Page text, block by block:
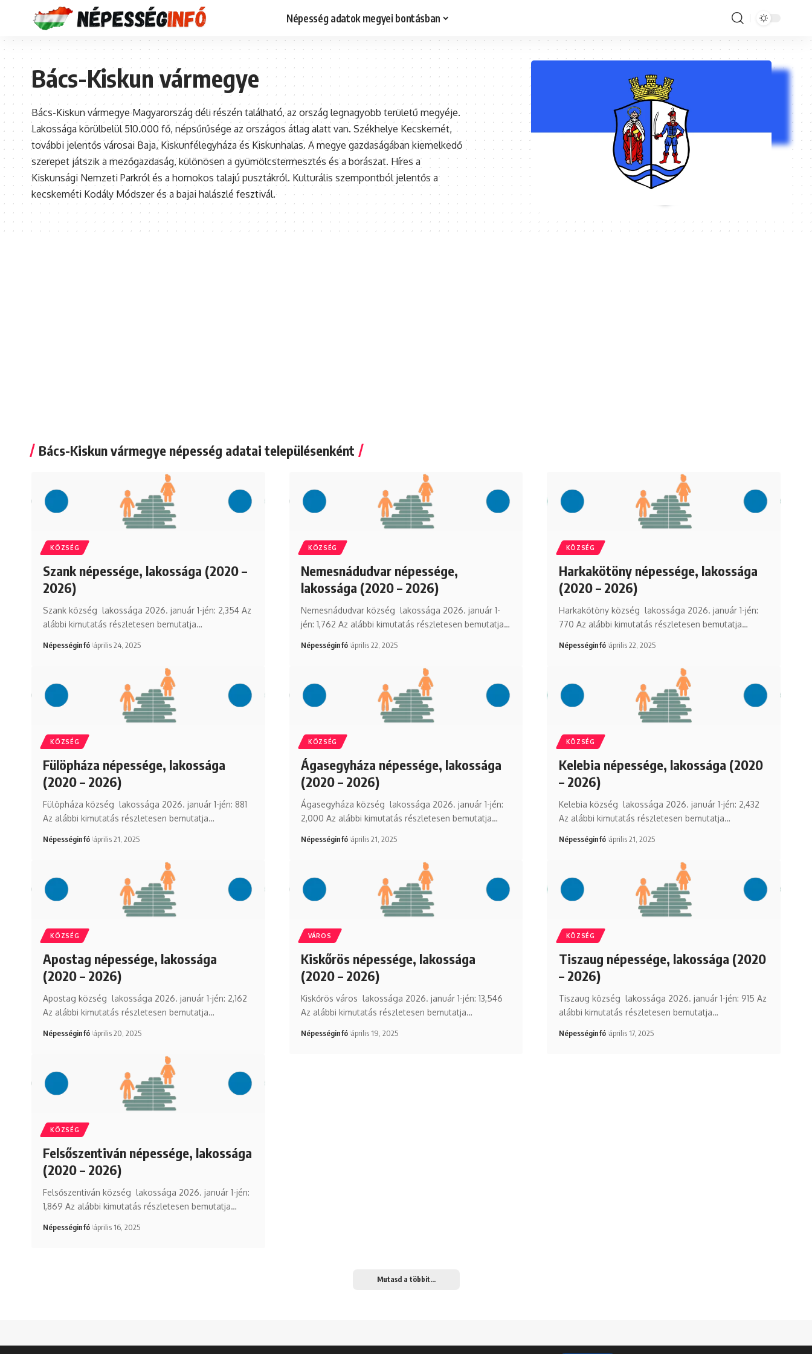
Népesség adatok megyei bontásban
Bács-Kiskun vármegye
Bács-Kiskun vármegye Magyarország déli részén található, az ország legnagyobb területű megyéje.
Lakossága körülbelül 510.000 fő, népsűrűsége az országos átlag alatt van. Székhelye Kecskemét,
további jelentős városai Baja, Kiskunfélegyháza és Kiskunhalas. A megye gazdaságában kiemelkedő
szerepet játszik a mezőgazdaság, különösen a gyümölcstermesztés és a borászat. Híres a
Kiskunsági Nemzeti Parkról és a homokos talajú pusztákról. Kulturális szempontból jelentős a
kecskeméti Kodály Módszer és a bajai halászlé fesztivál.
Bács-Kiskun vármegye népesség adatai településenként
KÖZSÉG
Szank népessége, lakossága (2020 –
2026)
Szank község lakossága 2026. január 1-jén: 2,354 Az
alábbi kimutatás részletesen bemutatja…
Népességinfó április 24, 2025
KÖZSÉG
Nemesnádudvar népessége,
lakossága (2020 – 2026)
Nemesnádudvar község lakossága 2026. január 1-
jén: 1,762 Az alábbi kimutatás részletesen bemutatja…
Népességinfó április 22, 2025
KÖZSÉG
Harkakötöny népessége, lakossága
(2020 – 2026)
Harkakötöny község lakossága 2026. január 1-jén:
770 Az alábbi kimutatás részletesen bemutatja…
Népességinfó április 22, 2025
KÖZSÉG
Fülöpháza népessége, lakossága
(2020 – 2026)
Fülöpháza község lakossága 2026. január 1-jén: 881
Az alábbi kimutatás részletesen bemutatja…
Népességinfó április 21, 2025
KÖZSÉG
Ágasegyháza népessége, lakossága
(2020 – 2026)
Ágasegyháza község lakossága 2026. január 1-jén:
2,000 Az alábbi kimutatás részletesen bemutatja…
Népességinfó április 21, 2025
KÖZSÉG
Kelebia népessége, lakossága (2020
– 2026)
Kelebia község lakossága 2026. január 1-jén: 2,432
Az alábbi kimutatás részletesen bemutatja…
Népességinfó április 21, 2025
KÖZSÉG
Apostag népessége, lakossága
(2020 – 2026)
Apostag község lakossága 2026. január 1-jén: 2,162
Az alábbi kimutatás részletesen bemutatja…
Népességinfó április 20, 2025
VÁROS
Kiskőrös népessége, lakossága
(2020 – 2026)
Kiskőrös város lakossága 2026. január 1-jén: 13,546
Az alábbi kimutatás részletesen bemutatja…
Népességinfó április 19, 2025
KÖZSÉG
Tiszaug népessége, lakossága (2020
– 2026)
Tiszaug község lakossága 2026. január 1-jén: 915 Az
alábbi kimutatás részletesen bemutatja…
Népességinfó április 17, 2025
KÖZSÉG
Felsőszentiván népessége, lakossága
(2020 – 2026)
Felsőszentiván község lakossága 2026. január 1-jén:
1,869 Az alábbi kimutatás részletesen bemutatja…
Népességinfó április 16, 2025
Mutasd a többit...